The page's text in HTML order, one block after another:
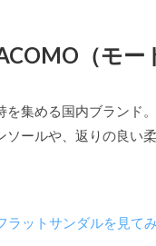
（モー
を集める国内ブランド
ソールや、返りの良い
ットサンダルを見て